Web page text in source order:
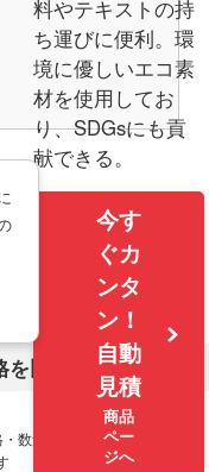
料やテキストの持
ち運びに便利。環
境に優しいエコ素
材を使用してお
り、SDGsにも貢
献できる。
ページのリンク
今す
ぐカ
ンタ
ン！
自動
見積
商品
ペー
ジへ
比較
数量によって価格が異な